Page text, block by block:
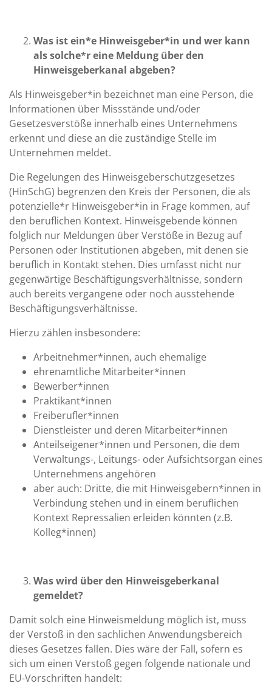
Was ist ein*e Hinweisgeber*in und wer kann
als solche*r eine Meldung über den
Hinweisgeberkanal abgeben?
Als Hinweisgeber*in bezeichnet man eine Person, die
Informationen über Missstände und/oder
Gesetzesverstöße innerhalb eines Unternehmens
erkennt und diese an die zuständige Stelle im
Unternehmen meldet.
Die Regelungen des Hinweisgeberschutzgesetzes
(HinSchG) begrenzen den Kreis der Personen, die als
potenzielle*r Hinweisgeber*in in Frage kommen, auf
den beruflichen Kontext. Hinweisgebende können
folglich nur Meldungen über Verstöße in Bezug auf
Personen oder Institutionen abgeben, mit denen sie
beruflich in Kontakt stehen. Dies umfasst nicht nur
gegenwärtige Beschäftigungsverhältnisse, sondern
auch bereits vergangene oder noch ausstehende
Beschäftigungsverhältnisse.
Hierzu zählen insbesondere:
Arbeitnehmer*innen, auch ehemalige
ehrenamtliche Mitarbeiter*innen
Bewerber*innen
Praktikant*innen
Freiberufler*innen
Dienstleister und deren Mitarbeiter*innen
Anteilseigener*innen und Personen, die dem
Verwaltungs-, Leitungs- oder Aufsichtsorgan eines
Unternehmens angehören
aber auch: Dritte, die mit Hinweisgebern*innen in
Verbindung stehen und in einem beruflichen
Kontext Repressalien erleiden könnten (z.B.
Kolleg*innen)
Was wird über den Hinweisgeberkanal
gemeldet?
Damit solch eine Hinweismeldung möglich ist, muss
der Verstoß in den sachlichen Anwendungsbereich
dieses Gesetzes fallen. Dies wäre der Fall, sofern es
sich um einen Verstoß gegen folgende nationale und
EU-Vorschriften handelt: